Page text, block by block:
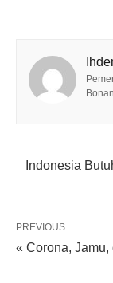
Indonesia
PREVIOUS
« Corona, Jamu,